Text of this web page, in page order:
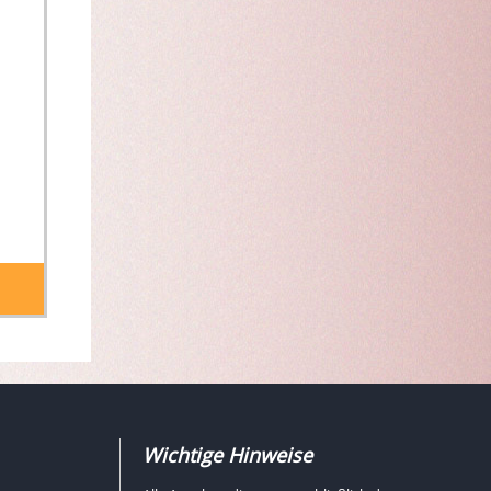
Wichtige Hinweise